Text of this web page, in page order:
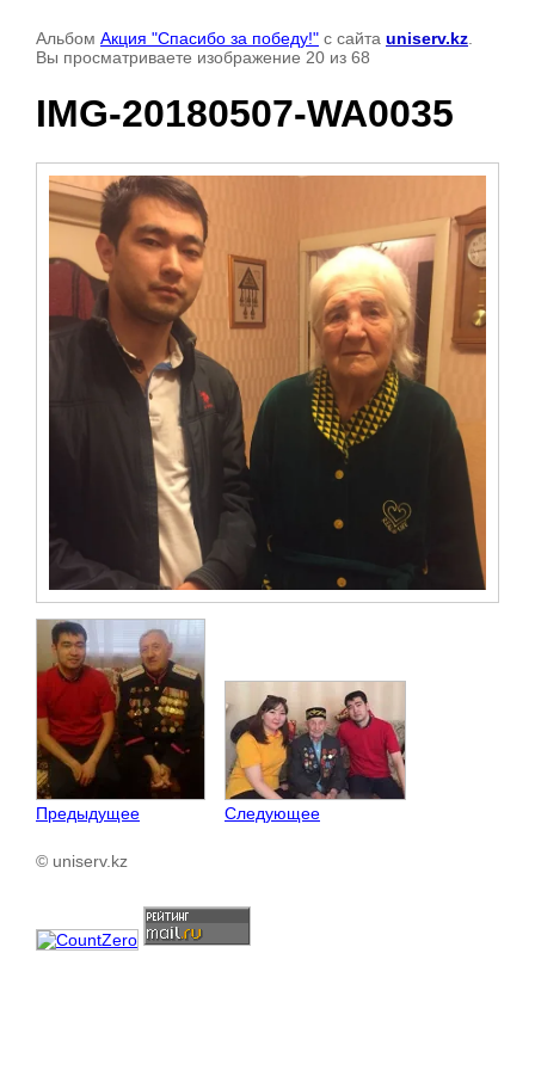
Альбом Акция "Спасибо за победу!" с сайта uniserv.kz
Вы просматриваете изображение 20 из 68
IMG-20180507-WA0035
Предыдущее Следующее
© uniserv.kz